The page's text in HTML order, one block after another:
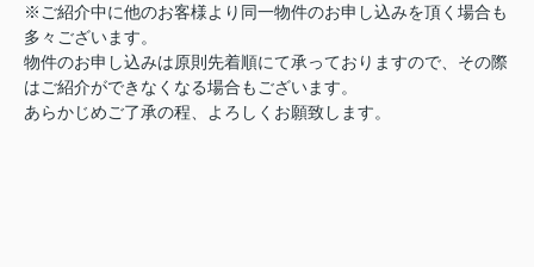
※ご紹介中に他のお客様より同一物件のお申し込みを頂く場合も
多々ございます。
物件のお申し込みは原則先着順にて承っておりますので、その際
はご紹介ができなくなる場合もございます。
あらかじめご了承の程、よろしくお願致します。